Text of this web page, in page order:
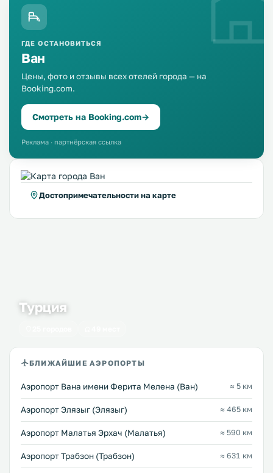
ГДЕ ОСТАНОВИТЬСЯ
Ван
Цены, фото и отзывы всех отелей города — на
Booking.com.
Смотреть на Booking.com→
Реклама · партнёрская ссылка
Достопримечательности на карте
Турция
БЛИЖАЙШИЕ АЭРОПОРТЫ
Аэропорт Вана имени Ферита Мелена (Ван) ≈ 5 км
Аэропорт Элязыг (Элязыг) ≈ 465 км
Аэропорт Малатья Эрхач (Малатья) ≈ 590 км
Аэропорт Трабзон (Трабзон) ≈ 631 км